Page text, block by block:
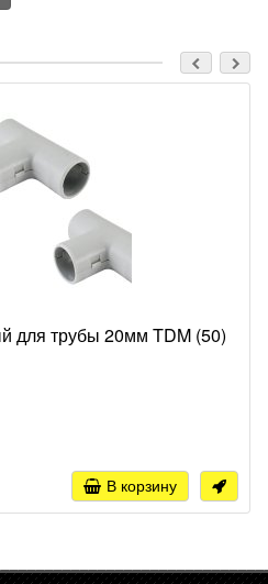
для трубы 20мм TDM (50)
В корзину